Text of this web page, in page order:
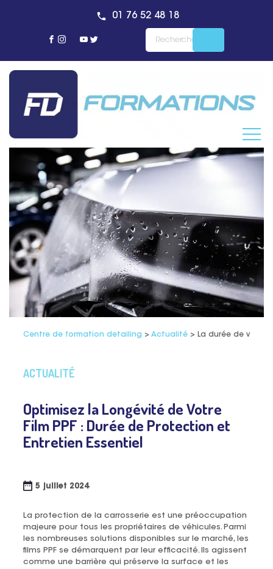
01 76 52 48 18
Centre de formation detailing > Actualité> La durée de vie
ACTUALITÉ
Optimisez la Longévité de Votre
Film PPF : Durée de Protection et
Entretien Essentiel
5 juillet 2024
La protection de la carrosserie est une préoccupation
majeure pour tous les propriétaires de véhicules. Parmi
les nombreuses solutions disponibles sur le marché, les
films PPF se démarquent par leur efficacité. Ils agissent
comme une barrière qui préserve la surface et les